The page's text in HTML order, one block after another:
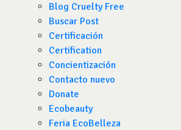
Blog Cruelty Free
Buscar Post
Certificación
Certification
Concientización
Contacto nuevo
Donate
Ecobeauty
Feria EcoBelleza